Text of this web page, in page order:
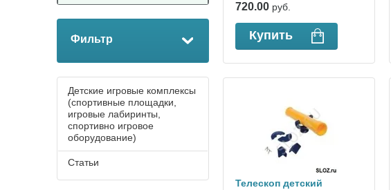
720.00 руб.
Купить
Телескоп детский
Фильтр
Детские игровые комплексы
(спортивные площадки,
игровые лабиринты,
спортивно игровое
оборудование)
Статьи